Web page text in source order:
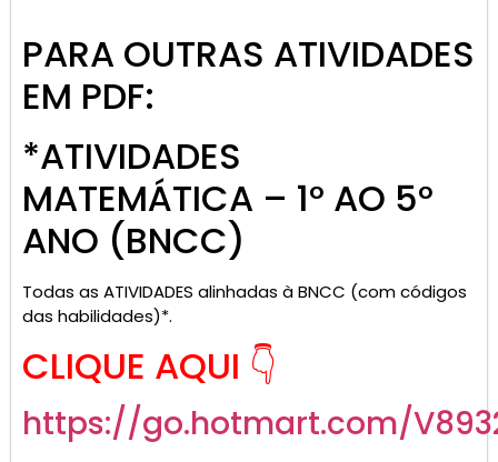
PARA OUTRAS ATIVIDADES
EM PDF:
*ATIVIDADES
MATEMÁTICA – 1° AO 5°
ANO (BNCC)
Todas as ATIVIDADES alinhadas à BNCC (com códigos
das habilidades)*.
CLIQUE AQUI 👇
https://go.hotmart.com/